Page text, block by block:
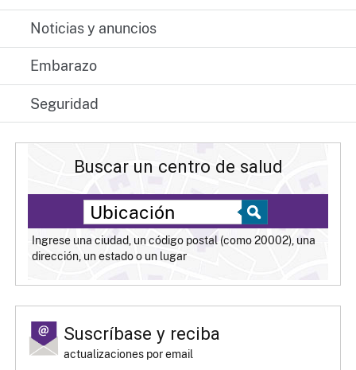
Noticias y anuncios
Embarazo
Seguridad
Buscar un centro de salud
Ingrese una ciudad, un código postal (como 20002), una
dirección, un estado o un lugar
Suscríbase y reciba
actualizaciones por email